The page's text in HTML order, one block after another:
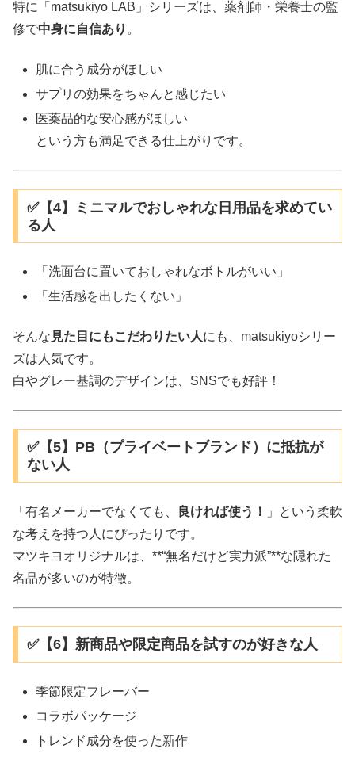
特に「matsukiyo LAB」シリーズは、薬剤師・栄養士の監
修で中身に自信あり 。
肌に合う成分がほしい
サプリの効果をちゃんと感じたい
医薬品的な安心感がほしい
という方も満足できる仕上がりです。
✅【4】ミニマルでおしゃれな日用品を求めてい
る人
「洗面台に置いておしゃれなボトルがいい」
「生活感を出したくない」
そんな 見た目にもこだわりたい人にも、matsukiyoシリー
ズは人気です。
白やグレー基調のデザインは、SNSでも好評！
✅【5】PB（プライベートブランド）に抵抗が
ない人
「有名メーカーでなくても、 良ければ使う！
」という柔軟
な考えを持つ人にぴったりです。
マツキヨオリジナルは、**“無名だけど実力派”**な隠れた
名品が多いのが特徴。
✅【6】新商品や限定商品を試すのが好きな人
季節限定フレーバー
コラボパッケージ
トレンド成分を使った新作